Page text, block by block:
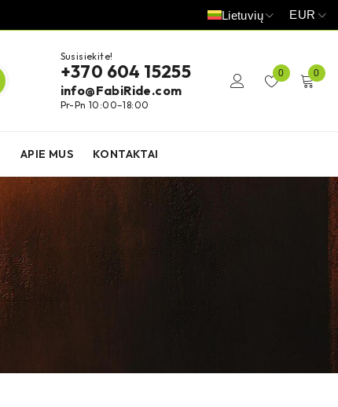
Lietuvių EUR
Susisiekite!
+370 604 15255
info@FabiRide.com
Pr-Pn 10:00–18:00
0 0
APIE MUS KONTAKTAI